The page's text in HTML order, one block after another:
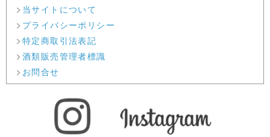
当サイトについて
プライバシーポリシー
特定商取引法表記
酒類販売管理者標識
お問合せ